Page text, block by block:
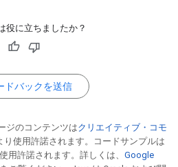
役に立ちましたか？
ドバックを送信
ジのコンテンツはクリエイティブ・コモ
り使用許諾されます。コードサンプルは
用許諾されます。詳しくは、 Google